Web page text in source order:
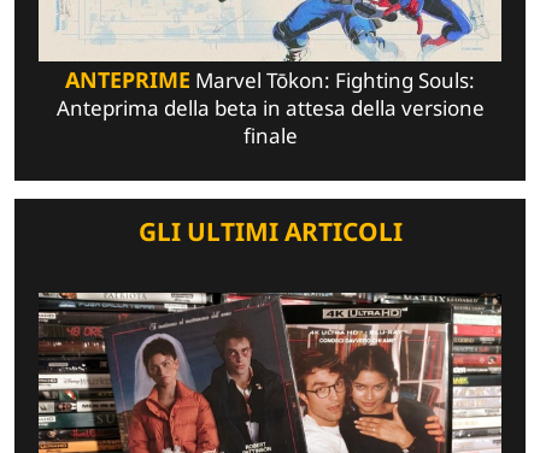
ANTEPRIME Marvel Tōkon: Fighting Souls:
Anteprima della beta in attesa della versione
finale
GLI ULTIMI ARTICOLI